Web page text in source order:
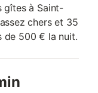
gîtes à Saint-
chers et 35
de 500 € la nuit.